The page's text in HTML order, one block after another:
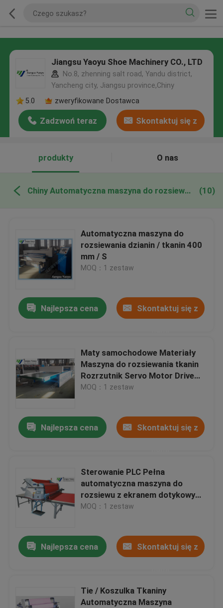
Jiangsu Yaoyu Shoe Machinery CO., LTD
No.8, zhenning salt road, Yandu district,
Yancheng city, Jiangsu province,Chiny
5.0
zweryfikowane Dostawca
Zadzwoń teraz Skontaktuj się z
produkty
O nas
Chiny Automatyczna maszyna do rozsiewania (10)
Automatyczna maszyna do
rozsiewania dzianin / tkanin 400
mm / S
MOQ：1 zestaw
Najlepsza cena Skontaktuj się z
Maty samochodowe Materiały
Maszyna do rozsiewania tkanin
Rozrzutnik Servo Motor Drive
System
MOQ：1 zestaw
Najlepsza cena Skontaktuj się z
Sterowanie PLC Pełna
automatyczna maszyna do
rozsiewu z ekranem dotykowym /
serwomotorem
MOQ：1 zestaw
Najlepsza cena Skontaktuj się z
Tie / Koszulka Tkaniny
Automatyczna Maszyna